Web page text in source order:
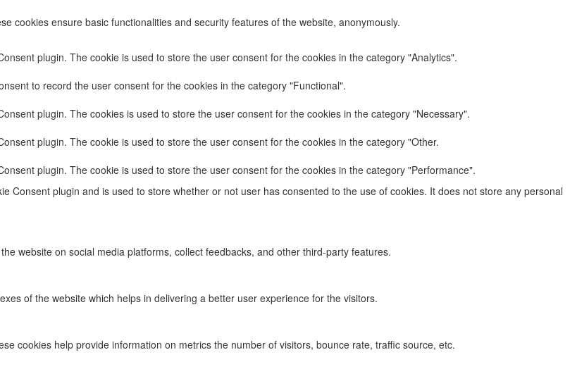
cookies ensure basic functionalities and security features of the website, anonymously.
plugin. The cookie is used to store the user consent for the cookies in the category "Analytics".
to record the user consent for the cookies in the category "Functional".
plugin. The cookies is used to store the user consent for the cookies in the category "Necessary".
plugin. The cookie is used to store the user consent for the cookies in the category "Other.
plugin. The cookie is used to store the user consent for the cookies in the category "Performance".
Consent plugin and is used to store whether or not user has consented to the use of cookies. It does not store any personal
website on social media platforms, collect feedbacks, and other third-party features.
of the website which helps in delivering a better user experience for the visitors.
cookies help provide information on metrics the number of visitors, bounce rate, traffic source, etc.